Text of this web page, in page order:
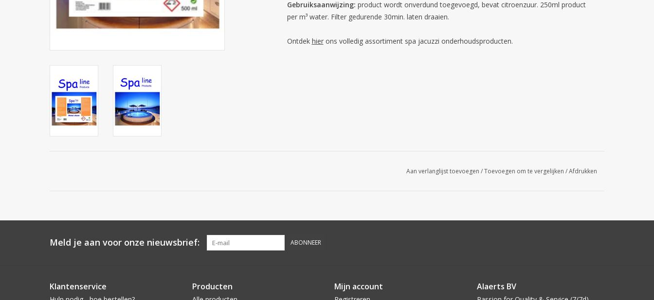
Gebruiksaanwijzing: product wordt onverdund toegevoegd, bevat citroenzuur. 250ml product
per m³ water. Filter gedurende 30min. laten draaien.
Ontdek hierons volledig assortiment spa jacuzzi onderhoudsproducten.
Aan verlanglijst toevoegen /Toevoegen om te vergelijken /Afdrukken
Meld je aan voor onze nieuwsbrief: ABONNEER
Klantenservice Producten Mijn account Alaerts BV